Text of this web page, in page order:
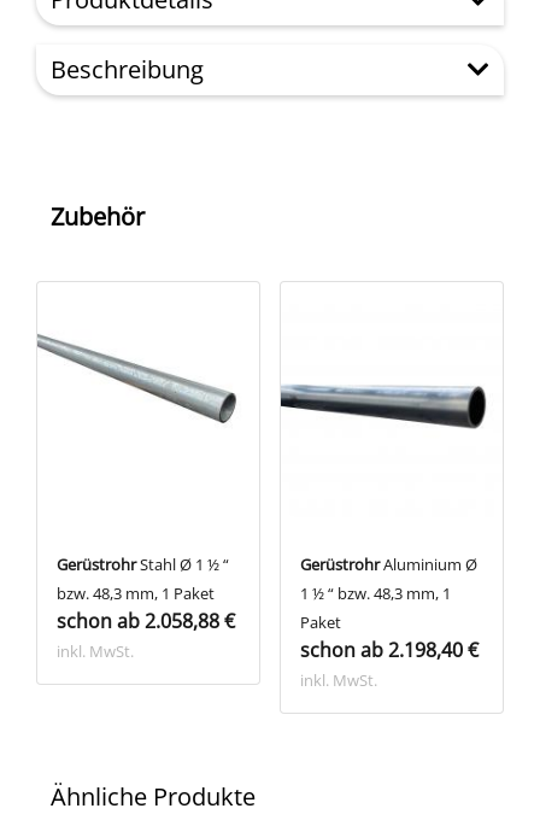
Beschreibung
Zubehör
GerüstrohrStahl Ø 1 ½ “
bzw. 48,3 mm, 1 Paket
schon ab 2.058,88 €
inkl. MwSt.
GerüstrohrAluminium Ø
1 ½ “ bzw. 48,3 mm, 1
Paket
schon ab 2.198,40 €
inkl. MwSt.
Ähnliche Produkte